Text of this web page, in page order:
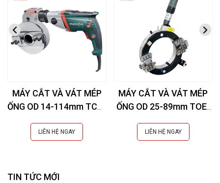
MÁY CẮT VÀ VÁT MÉP
ỐNG OD 14-114mm TCB-
LIÊN HỆ NGAY
MÁY CẮT VÀ VÁT MÉP
ỐNG OD 25-89mm TOE-
LIÊN HỆ NGAY
TIN TỨC MỚI